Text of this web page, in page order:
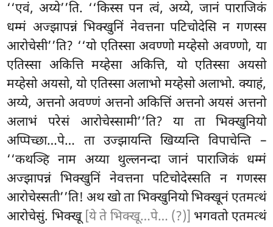
‘‘एवं, अय्ये’’ति. ‘‘किस्स पन त्वं, अय्ये, जानं पाराजिकं
धम्मं अज्झापन्नं भिक्खुनिं नेवत्तना पटिचोदेसि न गणस्स
आरोचेसी’’ति? ‘‘यो एतिस्सा अवण्णो मय्हेसो अवण्णो, या
एतिस्सा अकित्ति मय्हेसा अकित्ति, यो एतिस्सा अयसो
मय्हेसो अयसो, यो एतिस्सा अलाभो मय्हेसोअलाभो. क्याहं,
अय्ये, अत्तनो अवण्णं अत्तनो अकित्तिं अत्तनो अयसं अत्तनो
अलाभं परेसं आरोचेस्सामी’’ति? या ता भिक्खुनियो
अप्पिच्छा…पे… ता उज्झायन्ति खिय्यन्ति विपाचेन्ति –
‘‘कथञ्हि नाम अय्या थुल्लनन्दा जानं पाराजिकं धम्मं
अज्झापन्नं भिक्खुनिं नेवत्तना पटिचोदेस्सति न गणस्स
आरोचेस्सती’’ति! अथ खो ता भिक्खुनियो भिक्खूनं एतमत्थं
आरोचेसुं. भिक्खू [ये ते भिक्खू…पे… (?)] भगवतो एतमत्थं